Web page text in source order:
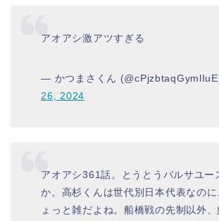
アオアシ激アツすぎる
— かつまさくん
26, 2024
アオアシ361話。とうとうバルサユー
か。高杉くんは世代別日本代表なのに
ょっと雑だよね。船橋戦の先制以外